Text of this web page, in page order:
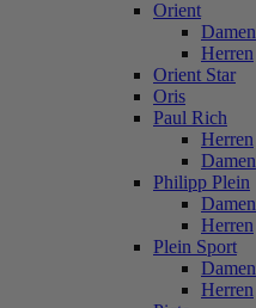
Orient
Damen
Herren
Orient Star
Oris
Paul Rich
Herren
Damen
Philipp Plein
Damen
Herren
Plein Sport
Damen
Herren